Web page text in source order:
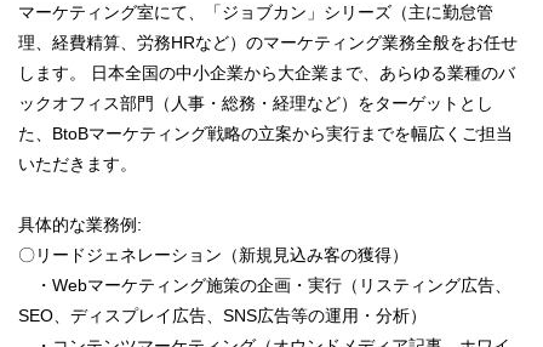
マーケティング室にて、「ジョブカン」シリーズ（主に勤怠管
理、経費精算、労務HRなど）のマーケティング業務全般をお任せ
します。 日本全国の中小企業から大企業まで、あらゆる業種のバ
ックオフィス部門（人事・総務・経理など）をターゲットとし
た、BtoBマーケティング戦略の立案から実行までを幅広くご担当
いただきます。
具体的な業務例:
〇リードジェネレーション（新規見込み客の獲得）
・Webマーケティング施策の企画・実行（リスティング広告、
SEO、ディスプレイ広告、SNS広告等の運用・分析）